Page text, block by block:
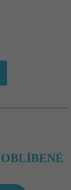
OBLÍBENÉ